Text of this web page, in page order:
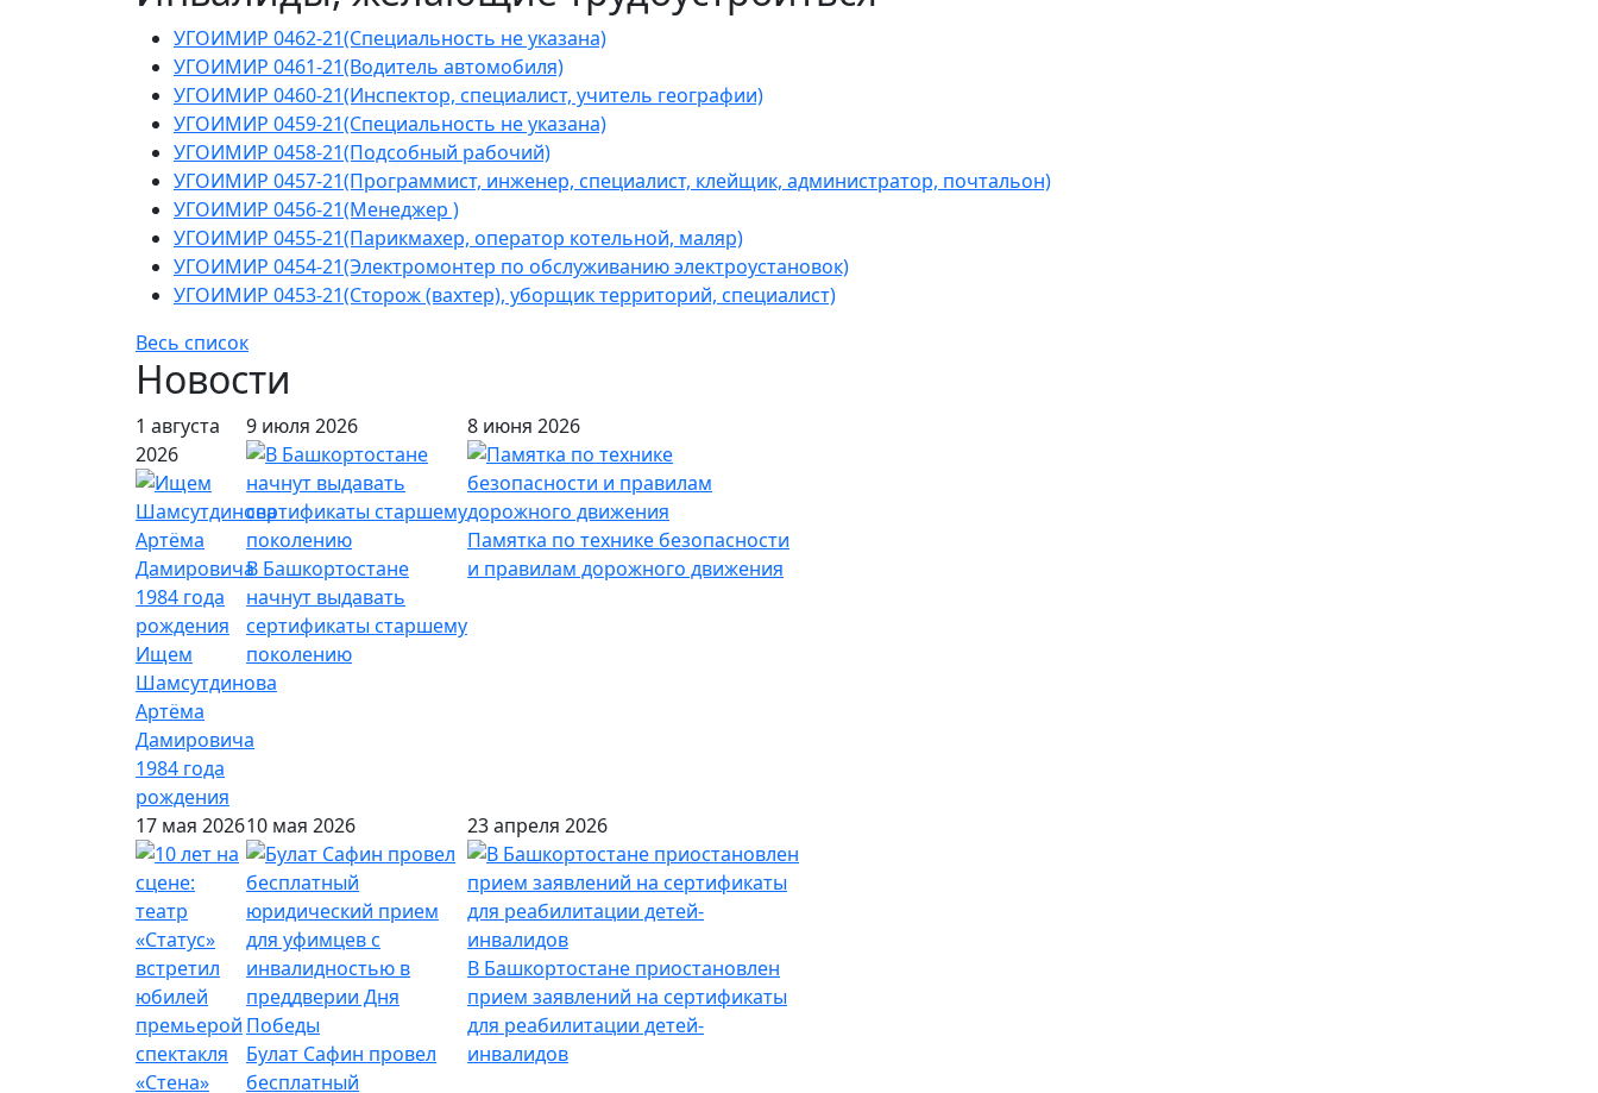
УГОИМИР 0462-21(Специальность не указана)
УГОИМИР 0461-21(Водитель автомобиля)
УГОИМИР 0460-21(Инспектор, специалист, учитель географии)
УГОИМИР 0459-21(Специальность не указана)
УГОИМИР 0458-21(Подсобный рабочий)
УГОИМИР 0457-21(Программист, инженер, специалист, клейщик, администратор, почтальон)
УГОИМИР 0456-21(Менеджер )
УГОИМИР 0455-21(Парикмахер, оператор котельной, маляр)
УГОИМИР 0454-21(Электромонтер по обслуживанию электроустановок)
УГОИМИР 0453-21(Сторож (вахтер), уборщик территорий, специалист)
Весь список
Новости
1 августа
2026
Ищем
Шамсутдинова
Артёма
Дамировича
1984 года
рождения
9 июля 2026
В Башкортостане
начнут выдавать
сертификаты старшему
поколению
8 июня 2026
Памятка по технике безопасности
и правилам дорожного движения
17 мая 202610 мая 2026
Булат Сафин провел
бесплатный
23 апреля 2026
В Башкортостане приостановлен
прием заявлений на сертификаты
для реабилитации детей-
инвалидов